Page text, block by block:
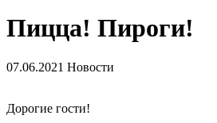
Пицца! Пироги!
07.06.2021 Новости
Дорогие гости!